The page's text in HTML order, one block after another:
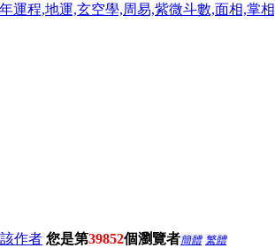
運程,地運,玄空學,周易,紫微斗數,面相,掌
作者 您是第39852個瀏覽者簡體 繁體